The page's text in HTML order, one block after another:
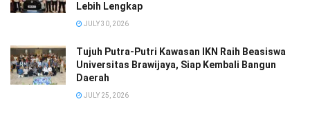
Lebih Lengkap
JULY 30, 2026
Tujuh Putra-Putri Kawasan IKN Raih Beasiswa
Universitas Brawijaya, Siap Kembali Bangun
Daerah
JULY 25, 2026